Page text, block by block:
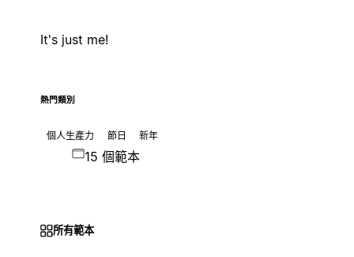
It's just me!
熱門類別
個人生產力 節日 新年
15 個範本
所有範本